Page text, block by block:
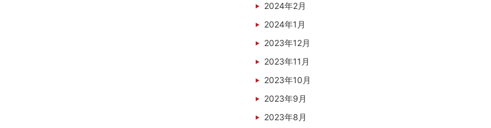
2024年2月
2024年1月
2023年12月
2023年11月
2023年10月
2023年9月
2023年8月